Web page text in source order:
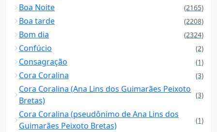
Boa Noite (2165)
Boa tarde (2208)
Bom dia (2324)
Confúcio (2)
Consagração (1)
Cora Coralina (3)
Cora Coralina (Ana Lins dos Guimarães Peixoto
Bretas)
(3)
Cora Coralina (pseudônimo de Ana Lins dos
Guimarães Peixoto Bretas)
(1)